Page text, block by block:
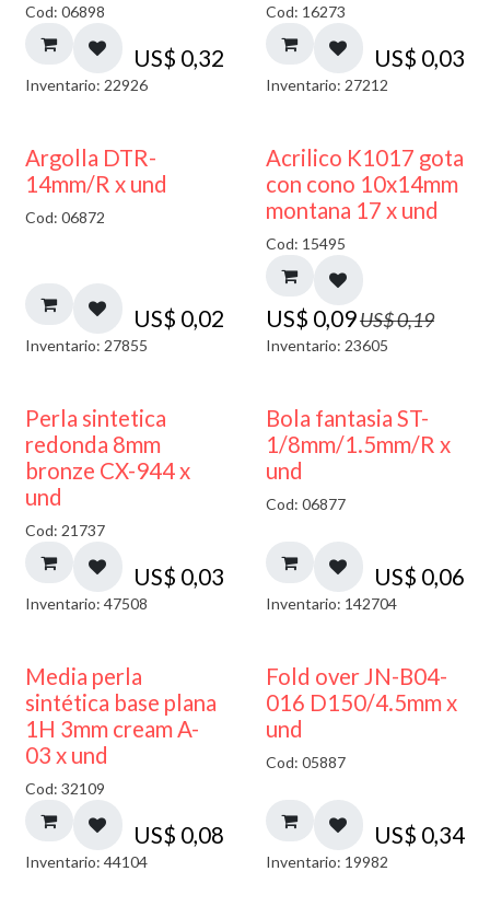
Cod: 06898
US$ 0,32
Inventario: 22926
Cod: 16273
US$ 0,03
Inventario: 27212
Argolla DTR-
14mm/R x und
Cod: 06872
US$ 0,02
Inventario: 27855
50% DESCUENTO
Acrilico K1017 gota
con cono 10x14mm
montana 17 x und
Cod: 15495
US$ 0,09US$0,19
Inventario: 23605
Perla sintetica
redonda 8mm
bronze CX-944 x
und
Cod: 21737
US$ 0,03
Inventario: 47508
Bola fantasia ST-
1/8mm/1.5mm/R x
und
Cod: 06877
US$ 0,06
Inventario: 142704
Media perla
sintética base plana
1H 3mm cream A-
03 x und
Cod: 32109
US$ 0,08
Inventario: 44104
Fold over JN-B04-
016 D150/4.5mm x
und
Cod: 05887
US$ 0,34
Inventario: 19982